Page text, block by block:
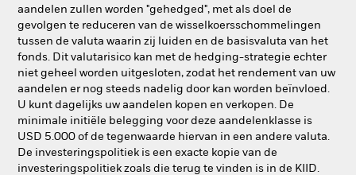
aandelen zullen worden "gehedged", met als doel de
gevolgen te reduceren van de wisselkoersschommelingen
tussen de valuta waarin zij luiden en de basisvaluta van het
fonds. Dit valutarisico kan met de hedging-strategie echter
niet geheel worden uitgesloten, zodat het rendement van uw
aandelen er nog steeds nadelig door kan worden beïnvloed.
U kunt dagelijks uw aandelen kopen en verkopen. De
minimale initiële belegging voor deze aandelenklasse is
USD 5.000 of de tegenwaarde hiervan in een andere valuta.
De investeringspolitiek is een exacte kopie van de
investeringspolitiek zoals die terug te vinden is in de KIID.